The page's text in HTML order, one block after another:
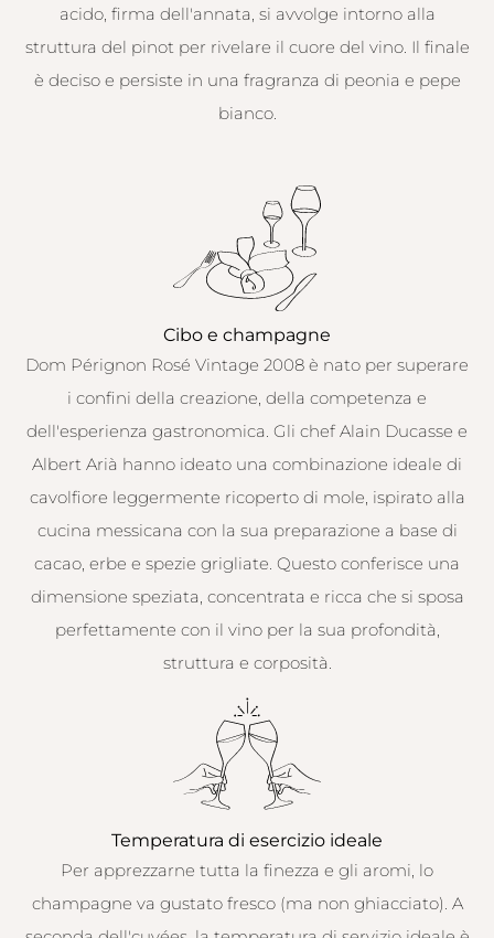
acido, firma dell'annata, si avvolge intorno alla
struttura del pinot per rivelare il cuore del vino. Il finale
è deciso e persiste in una fragranza di peonia e pepe
bianco.
Cibo e champagne
Dom Pérignon Rosé Vintage 2008 è nato per superare
i confini della creazione, della competenza e
dell'esperienza gastronomica. Gli chef Alain Ducasse e
Albert Arià hanno ideato una combinazione ideale di
cavolfiore leggermente ricoperto di mole, ispirato alla
cucina messicana con la sua preparazione a base di
cacao, erbe e spezie grigliate. Questo conferisce una
dimensione speziata, concentrata e ricca che si sposa
perfettamente con il vino per la sua profondità,
struttura e corposità.
Temperatura di esercizio ideale
Per apprezzarne tutta la finezza e gli aromi, lo
champagne va gustato fresco (ma non ghiacciato). A